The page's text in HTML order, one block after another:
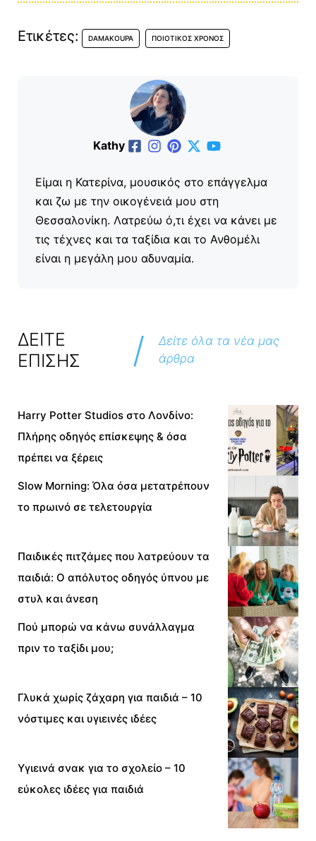
Ετικέτες: DAMAKOUPA ΠΟΙΟΤΙΚΌΣ ΧΡΌΝΟΣ
Kathy
Είμαι η Κατερίνα, μουσικός στο επάγγελμα
και ζω με την οικογένειά μου στη
Θεσσαλονίκη. Λατρεύω ό,τι έχει να κάνει με
τις τέχνες και τα ταξίδια και το Ανθομέλι
είναι η μεγάλη μου αδυναμία.
ΔΕΙΤΕ
ΕΠΙΣΗΣ
/
Δείτε όλα τα νέα μας
άρθρα
Harry Potter Studios στο Λονδίνο:
Πλήρης οδηγός επίσκεψης & όσα
πρέπει να ξέρεις
Slow Morning: Όλα όσα μετατρέπουν
το πρωινό σε τελετουργία
Παιδικές πιτζάμες που λατρεύουν τα
παιδιά: Ο απόλυτος οδηγός ύπνου με
στυλ και άνεση
Πού μπορώ να κάνω συνάλλαγμα
πριν το ταξίδι μου;
Γλυκά χωρίς ζάχαρη για παιδιά – 10
νόστιμες και υγιεινές ιδέες
Υγιεινά σνακ για το σχολείο – 10
εύκολες ιδέες για παιδιά